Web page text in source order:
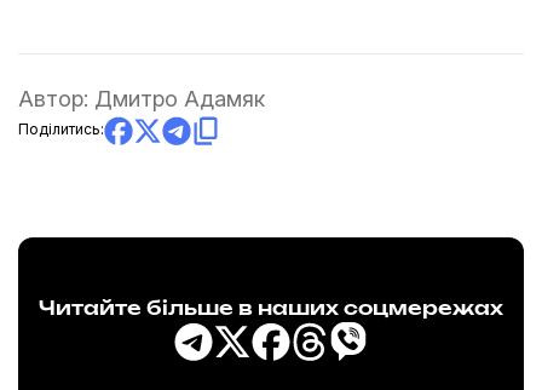
Автор: Дмитро Адамяк
Поділитись:
Читайте більше в наших соцмережах